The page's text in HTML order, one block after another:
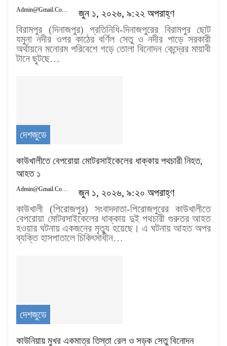
জুন ১, ২০২৬, ৯:২২ অপরাহ্ণ
বিরামপুর (দিনাজপুর) প্রতিনিধি-দিনাজপুরের বিরামপুর ছোট
যমুনা নদীর ওপর কাঠের বর্ণিল সেতু ও নদীর পাড়ে সরকারী
অর্থায়নে মনোরম পরিবেশে গড়ে তোলা বিনোদন কেন্দ্রের মায়াবী
টানে ছুটছে…
দেশজুডে
কাউখালীতে বেপরোয়া মোটরসাইকেলের ধাক্কায় পথচারী নিহত,
আহত ১
Admin@gmail.com
জুন ১, ২০২৬, ৯:২০ অপরাহ্ণ
কাউখালী (পিরোজপুর) সংবাদদাতা-পিরোজপুরের কাউখালীতে
বেপরোয়া মোটরসাইকেলের ধাক্কায় দুই পথচারী গুরুতর আহত
হওয়ার ঘটনায় একজনের মৃত্যু হয়েছে। এ ঘটনায় আহত অপর
ব্যক্তি হাসপাতালে চিকিৎসাধীন…
দেশজুডে
কাউনিয়ায় মুখর একমাত্র তিস্তা রেল ও সড়ক সেতু বিনোদন